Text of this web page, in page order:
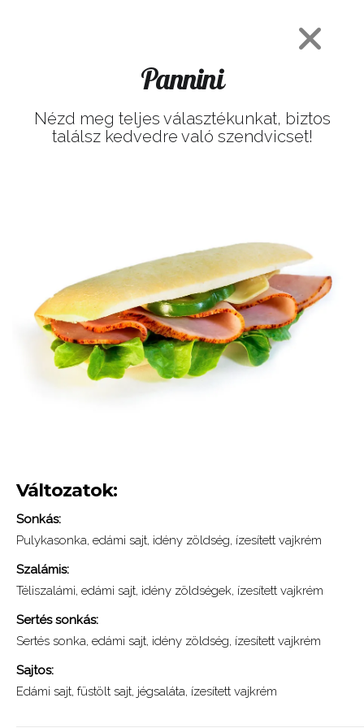
Pannini
Nézd meg teljes választékunkat, biztos
találsz kedvedre való szendvicset!
Változatok:
Sonkás:
Pulykasonka, edámi sajt, idény zöldség, ízesített vajkrém
Szalámis:
Téliszalámi, edámi sajt, idény zöldségek, ízesített vajkrém
Sertés sonkás:
Sertés sonka, edámi sajt, idény zöldség, ízesített vajkrém
Sajtos:
Edámi sajt, füstölt sajt, jégsaláta, ízesített vajkrém